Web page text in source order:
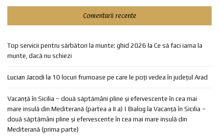
Comentarii recente
Top servicii pentru sărbători la munte: ghid 2026 la Ce să faci iarna la
munte, dacă nu schiezi
Lucian Jacodi la 10 locuri frumoase pe care le poți vedea în județul Arad
Vacanță în Sicilia – două săptămâni pline și efervescente în cea mai
mare insulă din Mediterană (partea a II a) | Bialog la Vacanță în Sicilia –
două săptămâni pline și efervescente în cea mai mare insulă din
Mediterană (prima parte)